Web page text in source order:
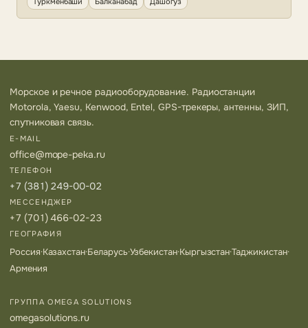
Морское и речное радиооборудование. Радиостанции
Motorola, Yaesu, Kenwood, Entel, GPS-трекеры, антенны, ЗИП,
спутниковая связь.
E-MAIL
office@mope-peka.ru
ТЕЛЕФОН
+7 (381) 249-00-02
МЕССЕНДЖЕР
+7 (701) 466-02-23
ГЕОГРАФИЯ
Россия·Казахстан·Беларусь·Узбекистан·Кыргызстан·Таджикистан·
Армения
ГРУППА OMEGA SOLUTIONS
omegasolutions.ru